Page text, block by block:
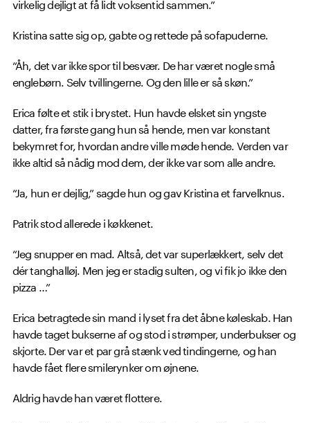
Kristina satte sig op, gabte og rettede på sofapuderne.
“Åh, det var ikke spor til besvær. De har været nogle små
englebørn. Selv tvillingerne. Og den lille er så skøn.”
Erica følte et stik i brystet. Hun havde elsket sin yngste
datter, fra første gang hun så hende, men var konstant
bekymret for, hvordan andre ville møde hende. Verden var
ikke altid så nådig mod dem, der ikke var som alle andre.
“Ja, hun er dejlig,” sagde hun og gav Kristina et farvelknus.
Patrik stod allerede i køkkenet.
“Jeg snupper en mad. Altså, det var superlækkert, selv det
dér tanghalløj. Men jeg er stadig sulten, og vi fik jo ikke den
pizza …”
Erica betragtede sin mand i lyset fra det åbne køleskab. Han
havde taget bukserne af og stod i strømper, underbukser og
skjorte. Der var et par grå stænk ved tindingerne, og han
havde fået flere smilerynker om øjnene.
Aldrig havde han været flottere.